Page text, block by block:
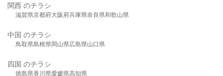
関西 のチラシ
滋賀県京都府大阪府兵庫県奈良県和歌山県
中国 のチラシ
鳥取県島根県岡山県広島県山口県
四国 のチラシ
徳島県香川県愛媛県高知県